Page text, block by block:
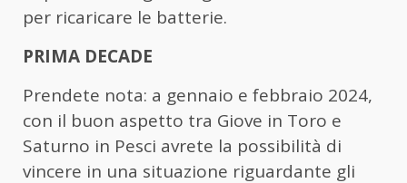
per ricaricare le batterie.
PRIMA DECADE
Prendete nota: a gennaio e febbraio 2024,
con il buon aspetto tra Giove in Toro e
Saturno in Pesci avrete la possibilità di
vincere in una situazione riguardante gli